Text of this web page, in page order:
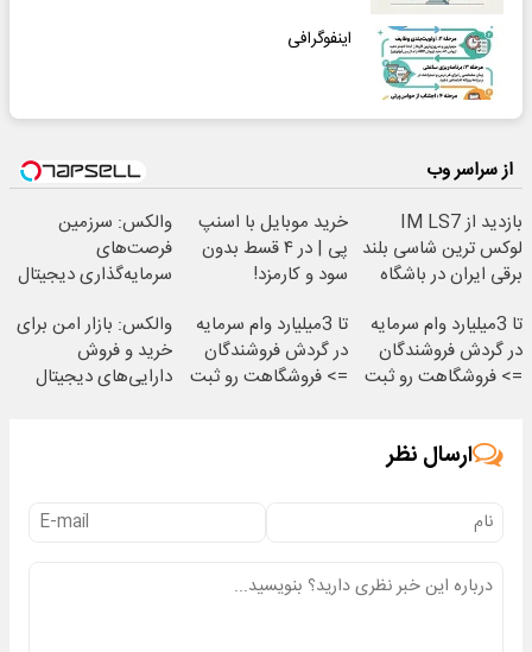
اینفوگرافی
از سراسر وب
بازدید از IM LS7
لوکس ترین شاسی بلند
برقی ایران در باشگاه
خرید موبایل با اسنپ
پی | در ۴ قسط بدون
سود و کارمزد!
والکس: سرزمین
فرصت‌های
سرمایه‌گذاری دیجیتال
تا 3میلیارد وام سرمایه
در گردش فروشندگان
=> فروشگاهت رو ثبت
تا 3میلیارد وام سرمایه
در گردش فروشندگان
=> فروشگاهت رو ثبت
والکس: بازار امن برای
خرید و فروش
دارایی‌های دیجیتال
ارسال نظر